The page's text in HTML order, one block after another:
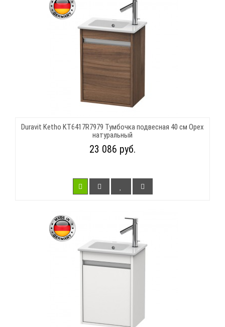
Duravit Ketho KT6417R7979 Тумбочка подвесная 40 см Орех
натуральный
23 086 руб.